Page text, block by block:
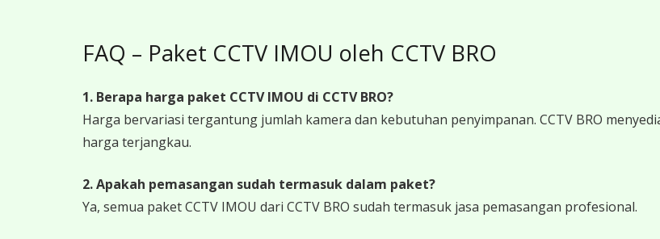
FAQ – Paket CCTV IMOU oleh CCTV BRO
1. Berapa harga paket CCTV IMOU di CCTV BRO?
Harga bervariasi tergantung jumlah kamera dan kebutuhan penyimpanan. CCTV BRO
harga terjangkau.
2. Apakah pemasangan sudah termasuk dalam paket?
Ya, semua paket CCTV IMOU dari CCTV BRO sudah termasuk jasa pemasangan profesional.